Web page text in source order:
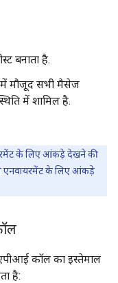
बनाता है.
में मौजूद सभी मैसेज
में शामिल है.
के लिए आंकड़े देखने की
एनवायरमेंट के लिए आंकड़े
कॉल का इस्तेमाल
है: